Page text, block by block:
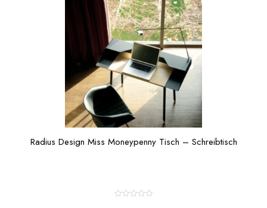
Radius Design Miss Moneypenny Tisch – Schreibtisch